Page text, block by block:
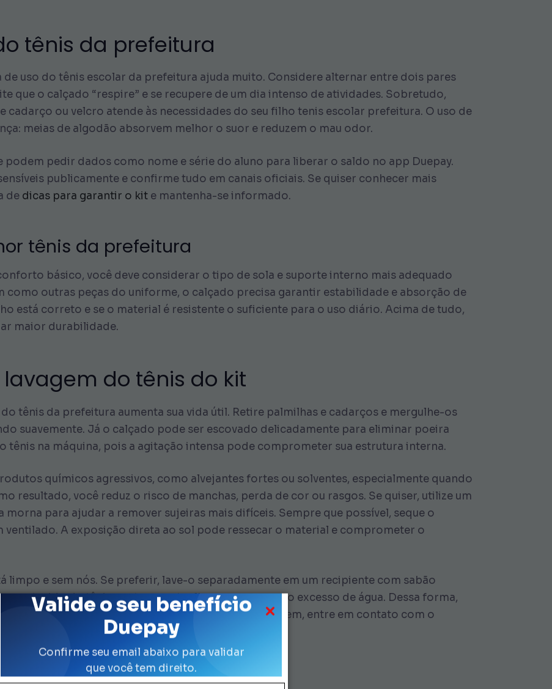
Valide o seu benefício
Duepay
Confirme seu email abaixo para validar
que você tem direito.
tênis da prefeitura
de uso do tênis escolar da prefeitura ajuda muito. Considere alternar entre dois pares
que o calçado “respire” e se recupere de um dia intenso de atividades. Sobretudo,
cadarço ou velcro atende às necessidades do seu filho tenis escolar prefeitura. O uso de
meias de algodão absorvem melhor o suor e reduzem o mau odor.
podem pedir dados como nome e série do aluno para liberar o saldo no app Duepay.
publicamente e confirme tudo em canais oficiais. Se quiser conhecer mais
de dicas para garantir o kit e mantenha-se informado.
tênis da prefeitura
básico, você deve considerar o tipo de sola e suporte interno mais adequado
como outras peças do uniforme, o calçado precisa garantir estabilidade e absorção de
está correto e se o material é resistente o suficiente para o uso diário. Acima de tudo,
maior durabilidade.
do tênis do kit
tênis da prefeitura aumenta sua vida útil. Retire palmilhas e cadarços e mergulhe-os
suavemente. Já o calçado pode ser escovado delicadamente para eliminar poeira
tênis na máquina, pois a agitação intensa pode comprometer sua estrutura interna.
químicos agressivos, como alvejantes fortes ou solventes, especialmente quando
resultado, você reduz o risco de manchas, perda de cor ou rasgos. Se quiser, utilize um
para ajudar a remover sujeiras mais difíceis. Sempre que possível, seque o
ventilado. A exposição direta ao sol pode ressecar o material e comprometer o
limpo e sem nós. Se preferir, lave-o separadamente em um recipiente com sabão
o tecido do tênis contra uma toalha para remover o excesso de água. Dessa forma,
Caso surja dúvida quanto às instruções de lavagem, entre em contato com o
em portais oficiais da prefeitura.
detalhado